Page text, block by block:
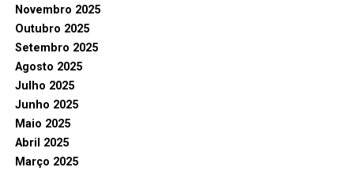
Novembro 2025
Outubro 2025
Setembro 2025
Agosto 2025
Julho 2025
Junho 2025
Maio 2025
Abril 2025
Março 2025